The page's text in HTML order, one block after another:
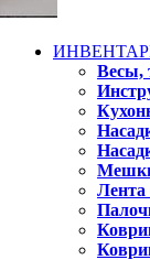
Весы,
Лента